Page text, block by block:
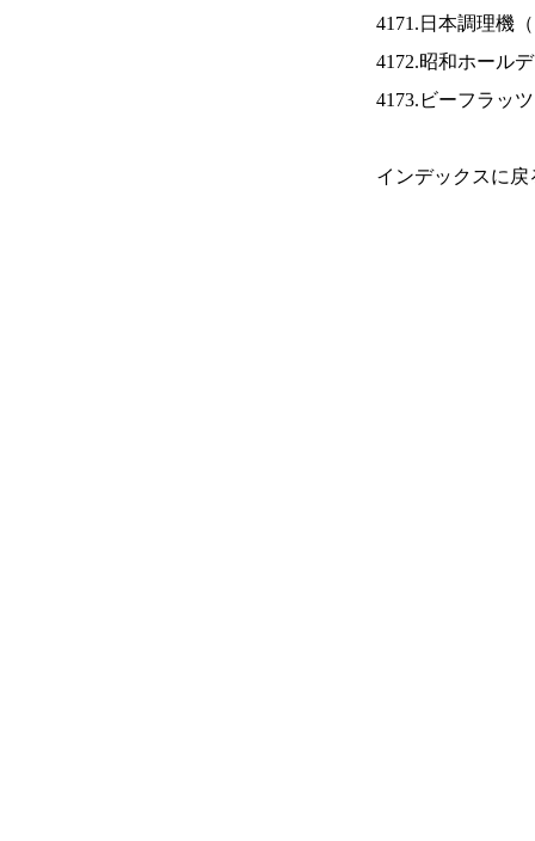
4171.日本調理機（
4172.昭和ホール
4173.ビーフラッ
インデックスに戻